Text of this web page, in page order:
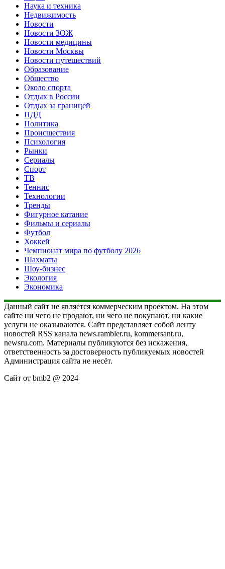
Наука и техника
Недвижимость
Новости
Новости ЗОЖ
Новости медицины
Новости Москвы
Новости путешествий
Образование
Общество
Около спорта
Отдых в России
Отдых за границей
ПДД
Политика
Происшествия
Психология
Рынки
Сериалы
Спорт
ТВ
Теннис
Технологии
Тренды
Фигурное катание
Фильмы и сериалы
Футбол
Хоккей
Чемпионат мира по футболу 2026
Шахматы
Шоу-бизнес
Экология
Экономика
Данный сайт не является коммерческим проектом. На этом
сайте ни чего не продают, ни чего не покупают, ни какие
услуги не оказываются. Сайт представляет собой ленту
новостей RSS канала news.rambler.ru, kommersant.ru,
newsru.com. Материалы публикуются без искажения,
ответственность за достоверность публикуемых новостей
Администрация сайта не несёт.
Сайт от bmb2 @ 2024